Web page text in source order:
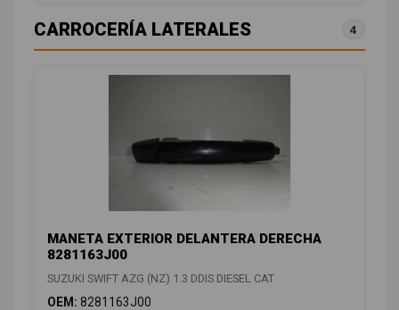
CARROCERÍA LATERALES 4
MANETA EXTERIOR DELANTERA DERECHA
8281163J00
SUZUKI SWIFT AZG (NZ) 1.3 DDIS DIESEL CAT
OEM: 8281163J00